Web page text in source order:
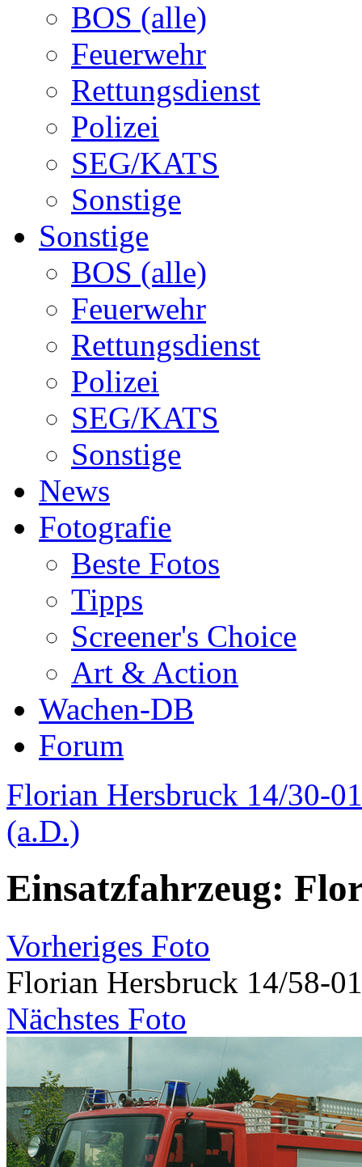
BOS (alle)
Feuerwehr
Rettungsdienst
Polizei
SEG/KATS
Sonstige
Sonstige
BOS (alle)
Feuerwehr
Rettungsdienst
Polizei
SEG/KATS
Sonstige
News
Fotografie
Beste Fotos
Tipps
Screener's Choice
Art & Action
Wachen-DB
Forum
Florian Hersbruck 14/30-
(a.D.)
Einsatzfahrzeug:
Vorheriges Foto
Florian Hersbruck 14/58-01
Nächstes Foto